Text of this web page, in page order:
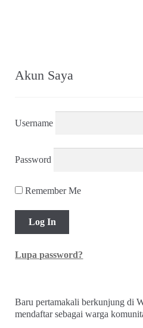
Akun Saya
Username
Password
Remember Me
Lupa password?
Baru pertamakali berkunjung di
mendaftar sebagai warga